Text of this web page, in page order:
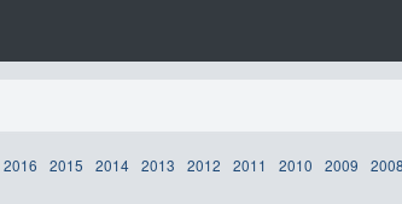
2016 2015 2014 2013 2012 2011 2010 2009
2008